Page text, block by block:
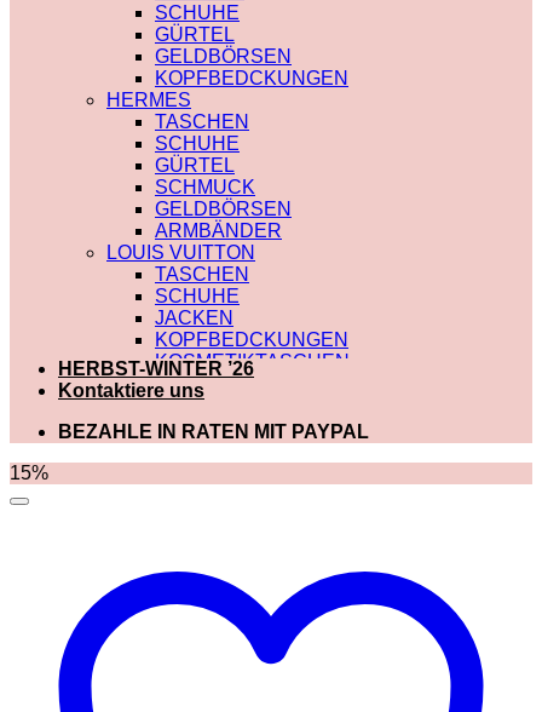
SAINT LAURENT
GUCCI
LOUIS VUITTON
MIU MIU
PRADA
SAINT LAURENT
SCHUHE
GÜRTEL
GELDBÖRSEN
KOPFBEDCKUNGEN
HERMES
TASCHEN
SCHUHE
GÜRTEL
SCHMUCK
GELDBÖRSEN
ARMBÄNDER
LOUIS VUITTON
TASCHEN
SCHUHE
JACKEN
KOPFBEDCKUNGEN
KOSMETIKTASCHEN
SCHALS
SCHULTERRIEMEN
GÜRTEL
GELDBÖRSEN
KOSMETIKTASCHEN
KOPFBEDCKUNGEN
JACKEN
HOODIES UND
SWEATSHIRTS
HERBST-WINTER ’26
Kontaktiere uns
BEZAHLE IN RATEN MIT PAYPAL
15%